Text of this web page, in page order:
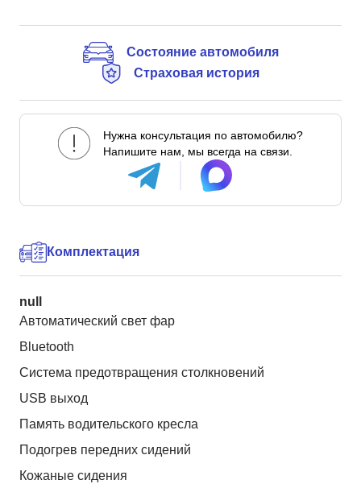
Состояние автомобиля
Страховая история
Нужна консультация по автомобилю?
Напишите нам, мы всегда на связи.
Комплектация
null
Автоматический свет фар
Bluetooth
Система предотвращения столкновений
USB выход
Память водительского кресла
Подогрев передних сидений
Кожаные сидения